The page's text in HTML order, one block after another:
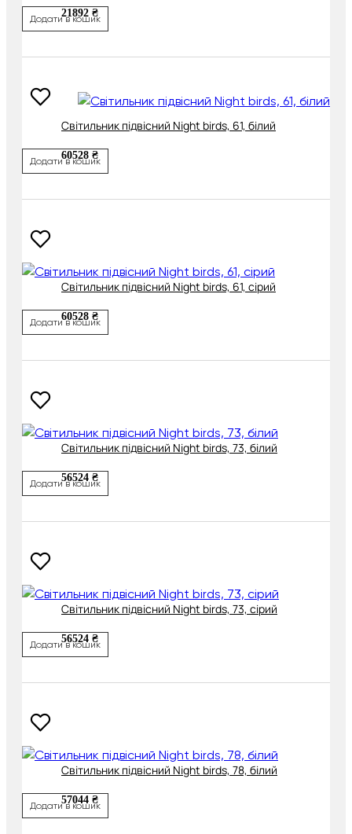
21892 ₴
Додати в кошик
Світильник підвісний Night birds, 61, білий
60528 ₴
Додати в кошик
Світильник підвісний Night birds, 61, сірий
60528 ₴
Додати в кошик
Світильник підвісний Night birds, 73, білий
56524 ₴
Додати в кошик
Світильник підвісний Night birds, 73, сірий
56524 ₴
Додати в кошик
Світильник підвісний Night birds, 78, білий
57044 ₴
Додати в кошик